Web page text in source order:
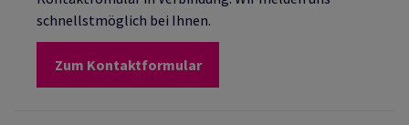
schnellstmöglich bei Ihnen.
Zum Kontaktformular